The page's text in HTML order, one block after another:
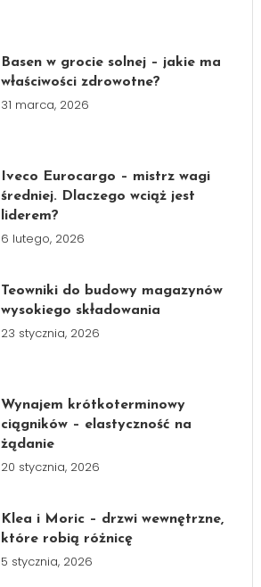
Basen w grocie solnej – jakie ma
właściwości zdrowotne?
31 marca, 2026
Iveco Eurocargo – mistrz wagi
średniej. Dlaczego wciąż jest
liderem?
6 lutego, 2026
Teowniki do budowy magazynów
wysokiego składowania
23 stycznia, 2026
Wynajem krótkoterminowy
ciągników – elastyczność na
żądanie
20 stycznia, 2026
Klea i Moric – drzwi wewnętrzne,
które robią różnicę
5 stycznia, 2026